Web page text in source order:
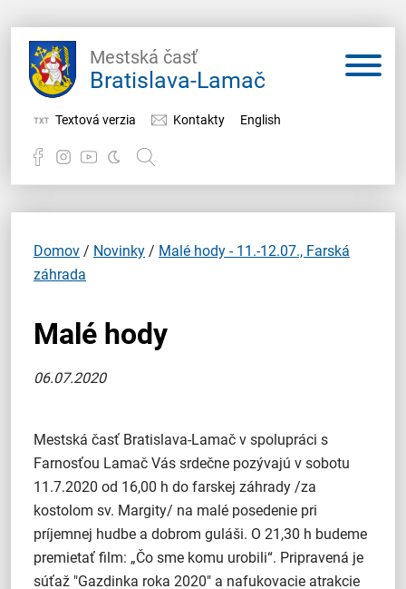
Mestská časť
Bratislava-Lamač
Textová verzia Kontakty English
Samospráva
Miestny úrad
O Lamači
Domov / Novinky / Malé hody - 11.-12.07., Farská
záhrada
Malé hody
06.07.2020
Mestská časť Bratislava-Lamač v spolupráci s
Farnosťou Lamač Vás srdečne pozývajú v sobotu
11.7.2020 od 16,00 h do farskej záhrady /za
kostolom sv. Margity/ na malé posedenie pri
príjemnej hudbe a dobrom guláši. O 21,30 h budeme
premietať film: „Čo sme komu urobili“. Pripravená je
súťaž "Gazdinka roka 2020" a nafukovacie atrakcie